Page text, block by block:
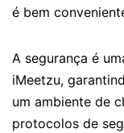
é bem
A segurança é
iMeetzu,
um ambiente de
protocolos de